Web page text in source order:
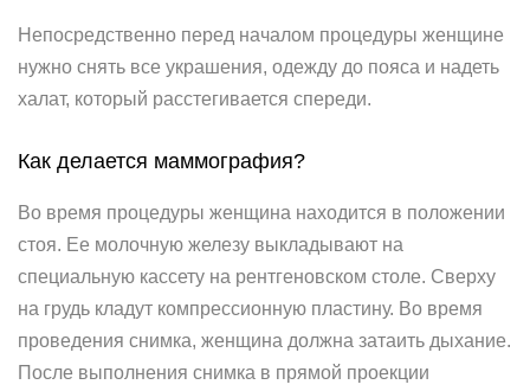
Непосредственно перед началом процедуры женщине
нужно снять все украшения, одежду до пояса и надеть
халат, который расстегивается спереди.
Как делается маммография?
Во время процедуры женщина находится в положении
стоя. Ее молочную железу выкладывают на
специальную кассету на рентгеновском столе. Сверху
на грудь кладут компрессионную пластину. Во время
проведения снимка, женщина должна затаить дыхание.
После выполнения снимка в прямой проекции